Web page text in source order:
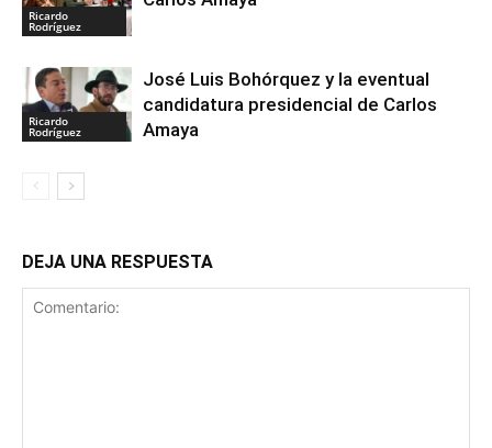
Ricardo
Rodríguez
Ricardo
Rodríguez
José Luis Bohórquez y la eventual
candidatura presidencial de Carlos
Amaya
DEJA UNA RESPUESTA